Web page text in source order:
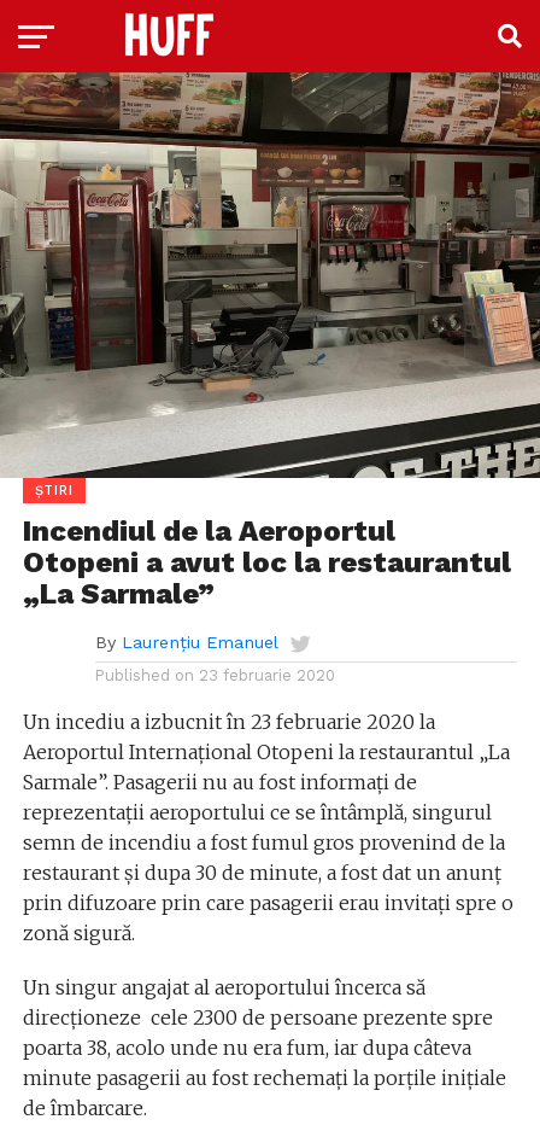
ȘTIRI
Incendiul de la Aeroportul
Otopeni a avut loc la restaurantul
„La Sarmale”
By Laurențiu Emanuel
Published on 23 februarie 2020
Un incediu a izbucnit în 23 februarie 2020 la
Aeroportul Internațional Otopeni la restaurantul „La
Sarmale”. Pasagerii nu au fost informați de
reprezentații aeroportului ce se întâmplă, singurul
semn de incendiu a fost fumul gros provenind de la
restaurant și dupa 30 de minute, a fost dat un anunț
prin difuzoare prin care pasagerii erau invitați spre o
zonă sigură.
Un singur angajat al aeroportului încerca să
direcționeze cele 2300 de persoane prezente spre
poarta 38, acolo unde nu era fum, iar dupa câteva
minute pasagerii au fost rechemați la porțile inițiale
de îmbarcare.